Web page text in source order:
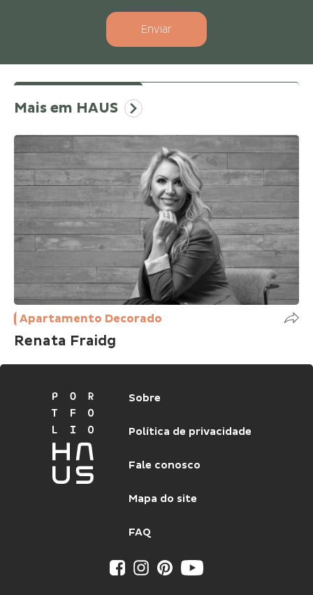
Empreendimento de conceito irreverente, o
Empreendimentos, explora a atemporalidade
junto à estética clássica. O maior desafio foi
desenvolver um décor que proporciona
sofisticação e acolhimento para toda família.
Enviar
Mais em HAUS
Apartamento Decorado
Renata Fraidg
Sobre
Política de privacidade
Fale conosco
Mapa do site
FAQ